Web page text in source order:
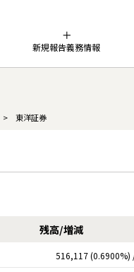
新規報告義務情報
> 東洋証券
残高/増減
516,117 (0.6900%)